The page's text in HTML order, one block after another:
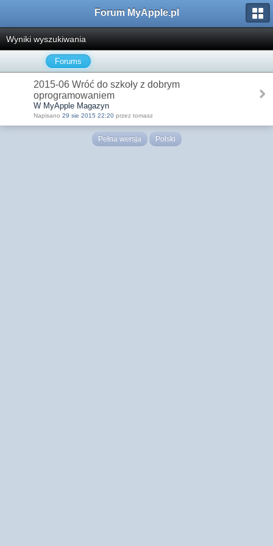
Forum MyApple.pl
Wyniki wyszukiwania
Forums
2015-06 Wróć do szkoły z dobrym
oprogramowaniem
W MyApple Magazyn
Napisano 29 sie 2015 22:20 przez tomasz
Pełna wersja Polski